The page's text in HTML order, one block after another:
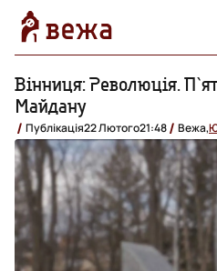
Вінниця: Революція.
Майдану
Публікація22 Лютого21:48 Вежа,